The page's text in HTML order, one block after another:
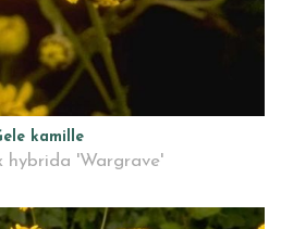
kamille
hybrida 'Wargrave'